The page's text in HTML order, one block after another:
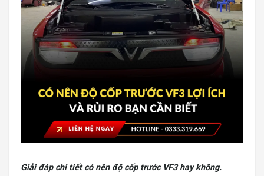
Giải đáp chi tiết có nên độ cốp trước VF3 hay không.